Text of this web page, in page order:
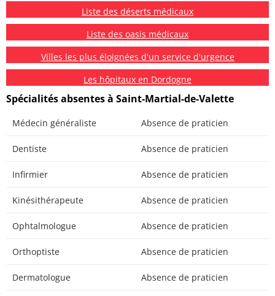
Liste des déserts médicaux
Liste des oasis médicaux
Villes les plus éloignées d'un service d'urgence
Les hôpitaux en Dordogne
Spécialités absentes à Saint-Martial-de-Valette
Médecin généraliste Absence de praticien
Dentiste Absence de praticien
Infirmier Absence de praticien
Kinésithérapeute Absence de praticien
Ophtalmologue Absence de praticien
Orthoptiste Absence de praticien
Dermatologue Absence de praticien